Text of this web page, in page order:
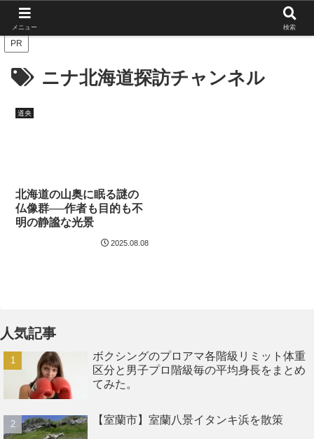
PR
ニナ北海道探訪チャンネル
道央
北海道の山奥に眠る謎の
仏像群──作者も目的も不
明の静謐な光景
2025.08.08
人気記事
ボクシングのプロアマ各階級リミット体重
区分と男子プロ階級毎の平均身長をまとめ
てみた。
【室蘭市】室蘭八景イタンキ浜を散策
メニュー 検索